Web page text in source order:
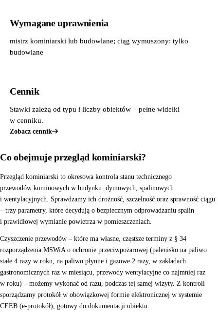
Wymagane uprawnienia
mistrz kominiarski lub budowlane; ciąg wymuszony: tylko
budowlane
Cennik
Stawki zależą od typu i liczby obiektów – pełne widełki
w cenniku.
Zobacz cennik
Co obejmuje przegląd kominiarski?
Przegląd kominiarski to okresowa kontrola stanu technicznego
przewodów kominowych w budynku: dymowych, spalinowych
i wentylacyjnych. Sprawdzamy ich drożność, szczelność oraz sprawność ciągu
– trzy parametry, które decydują o bezpiecznym odprowadzaniu spalin
i prawidłowej wymianie powietrza w pomieszczeniach.
Czyszczenie przewodów – które ma własne, częstsze terminy z § 34
rozporządzenia MSWiA o ochronie przeciwpożarowej (palenisko na paliwo
stałe 4 razy w roku, na paliwo płynne i gazowe 2 razy, w zakładach
gastronomicznych raz w miesiącu, przewody wentylacyjne co najmniej raz
w roku) – możemy wykonać od razu, podczas tej samej wizyty. Z kontroli
sporządzamy protokół w obowiązkowej formie elektronicznej w systemie
CEEB (e-protokół), gotowy do dokumentacji obiektu.